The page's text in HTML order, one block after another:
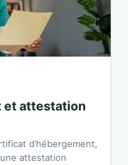
et attestation
d’hébergement,
attestation